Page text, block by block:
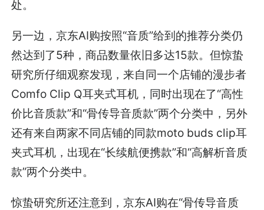
处。
另一边，京东AI购按照“音质”给到的推荐分类仍
然达到了5种，商品数量依旧多达15款。但惊蛰
研究所仔细观察发现，来自同一个店铺的漫步者
Comfo Clip Q耳夹式耳机，同时出现在了“高性
价比音质款”和“骨传导音质款”两个分类中，另外
还有来自两家不同店铺的同款moto buds clip耳
夹式耳机，出现在“长续航便携款”和“高解析音质
款”两个分类中。
惊蛰研究所还注意到，京东AI购在“骨传导音质